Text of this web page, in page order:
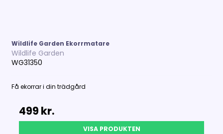
Wildlife Garden Ekorrmatare
Wildlife Garden
WG31350
Få ekorrar i din trädgård
499 kr.
VISA PRODUKTEN